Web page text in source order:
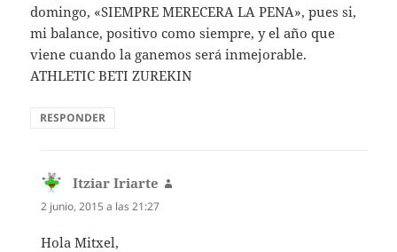
domingo, «SIEMPRE MERECERA LA PENA», pues si,
mi balance, positivo como siempre, y el año que
viene cuando la ganemos será inmejorable.
ATHLETIC BETI ZUREKIN
RESPONDER
Itziar Iriarte
2 junio, 2015 a las 21:27
Hola Mitxel,